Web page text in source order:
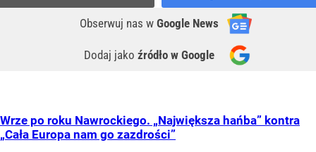
Obserwuj nas w Google News
Dodaj jako źródło w Google
Wrze po roku Nawrockiego. „Największa hańba” kontra
„Cała Europa nam go zazdrości”